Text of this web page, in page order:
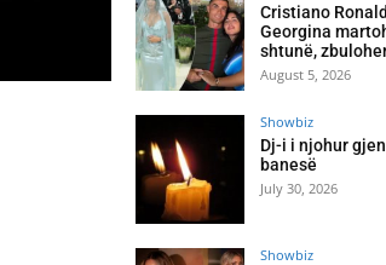
Cristiano
Georgina
shtunë,
August 5, 2026
Showbiz
Dj-i i njohur
banesë
July 30, 2026
Showbiz